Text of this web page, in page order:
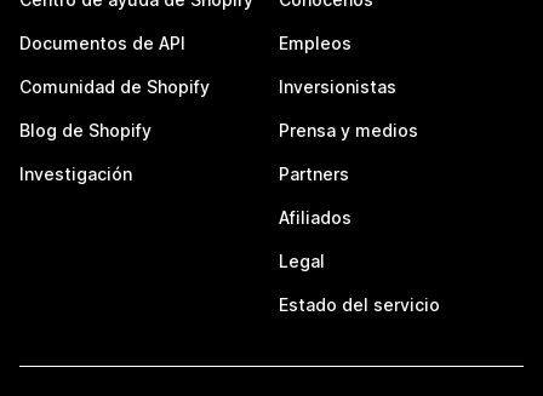
Documentos de API
Comunidad de Shopify
Blog de Shopify
Investigación
Empleos
Inversionistas
Prensa y medios
Partners
Afiliados
Legal
Estado del servicio